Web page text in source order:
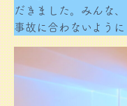
だきました。みんな
事故に合わないように